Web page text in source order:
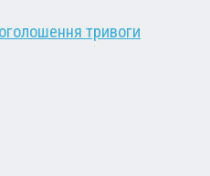
тривоги